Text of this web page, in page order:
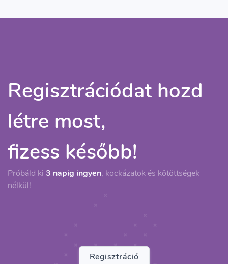
Regisztrációdat hozd
létre most,
fizess később!
Próbáld ki 3 napig ingyen, kockázatok és kötöttségek
nélkül!
Regisztráció